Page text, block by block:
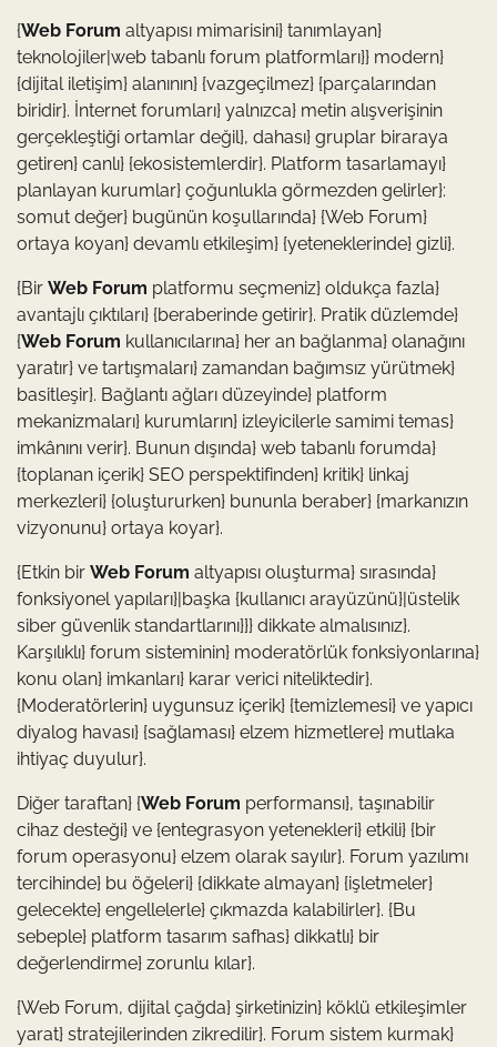
{Web Forum altyapısı mimarisini} tanımlayan}
teknolojiler|web tabanlı forum platformları}} modern}
{dijital iletişim} alanının} {vazgeçilmez} {parçalarından
biridir}. İnternet forumları} yalnızca} metin alışverişinin
gerçekleştiği ortamlar değil}, dahası} gruplar biraraya
getiren} canlı} {ekosistemlerdir}. Platform tasarlamayı}
planlayan kurumlar} çoğunlukla görmezden gelirler}:
somut değer} bugünün koşullarında} {Web Forum}
ortaya koyan} devamlı etkileşim} {yeteneklerinde} gizli}.
{Bir Web Forum platformu seçmeniz} oldukça fazla}
avantajlı çıktıları} {beraberinde getirir}. Pratik düzlemde}
{Web Forum kullanıcılarına} her an bağlanma} olanağını
yaratır} ve tartışmaları} zamandan bağımsız yürütmek}
basitleşir}. Bağlantı ağları düzeyinde} platform
mekanizmaları} kurumların} izleyicilerle samimi temas}
imkânını verir}. Bunun dışında} web tabanlı forumda}
{toplanan içerik} SEO perspektifinden} kritik} linkaj
merkezleri} {oluştururken} bununla beraber} {markanızın
vizyonunu} ortaya koyar}.
{Etkin bir Web Forum altyapısı oluşturma} sırasında}
fonksiyonel yapıları}|başka {kullanıcı arayüzünü}|üstelik
siber güvenlik standartlarını}}} dikkate almalısınız}.
Karşılıklı} forum sisteminin} moderatörlük fonksiyonlarına}
konu olan} imkanları} karar verici niteliktedir}.
{Moderatörlerin} uygunsuz içerik} {temizlemesi} ve yapıcı
diyalog havası} {sağlaması} elzem hizmetlere} mutlaka
ihtiyaç duyulur}.
Diğer taraftan} {Web Forum performansı}, taşınabilir
cihaz desteği} ve {entegrasyon yetenekleri} etkili} {bir
forum operasyonu} elzem olarak sayılır}. Forum yazılımı
tercihinde} bu öğeleri} {dikkate almayan} {işletmeler}
gelecekte} engellelerle} çıkmazda kalabilirler}. {Bu
sebeple} platform tasarım safhas} dikkatlı} bir
değerlendirme} zorunlu kılar}.
{Web Forum, dijital çağda} şirketinizin} köklü etkileşimler
yarat} stratejilerinden zikredilir}. Forum sistem kurmak}